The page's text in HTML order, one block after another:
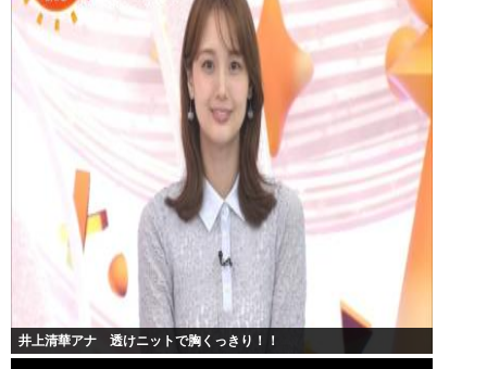
井上清華アナ 透けニットで胸くっきり！！